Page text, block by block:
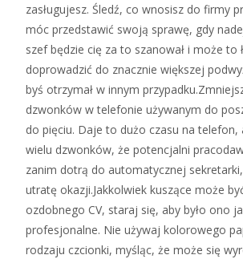
zasługujesz. Śledź, co wnosisz do firmy
móc przedstawić swoją sprawę, gdy
szef będzie cię za to szanował i może to
doprowadzić do znacznie większej
byś otrzymał w innym
dzwonków w telefonie używanym do
do pięciu. Daje to dużo czasu na telefon,
wielu dzwonków, że potencjalni
zanim dotrą do automatycznej
utratę okazji.Jakkolwiek kuszące może
ozdobnego CV, staraj się, aby było ono
profesjonalne. Nie używaj kolorowego
rodzaju czcionki, myśląc, że może się